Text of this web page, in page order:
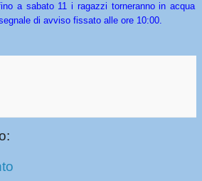
a sabato 11 i ragazzi torneranno in acqua
di avviso fissato alle ore 10:00.